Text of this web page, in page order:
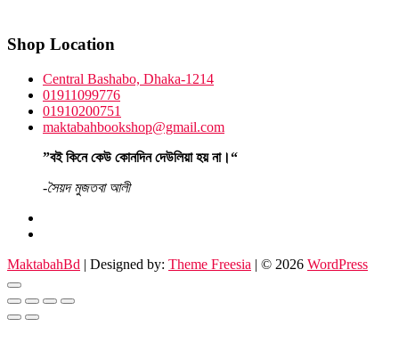
Shop Location
Central Bashabo, Dhaka-1214
01911099776
01910200751
maktabahbookshop@gmail.com
”বই কিনে কেউ কোনদিন দেউলিয়া হয় না।“
-সৈয়দ মুজতবা আলী
MaktabahBd | Designed by: Theme Freesia | © 2026 WordPress
Go
to
top